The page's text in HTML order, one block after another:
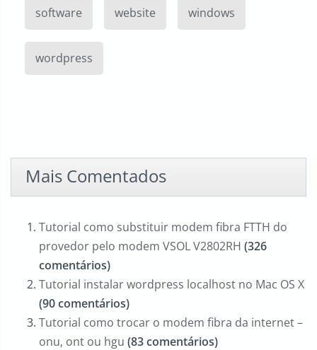
software website windows
wordpress
Mais Comentados
Tutorial como substituir modem fibra FTTH do
provedor pelo modem VSOL V2802RH (326
comentários)
Tutorial instalar wordpress localhost no Mac OS X
(90 comentários)
Tutorial como trocar o modem fibra da internet –
onu, ont ou hgu (83 comentários)